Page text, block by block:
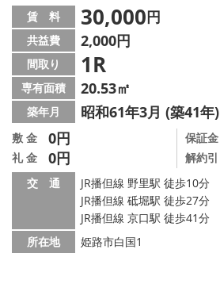
メールでお問い合わせ
賃 料 30,000円
共益費 2,000円
間取り 1R
専有面積 20.53㎡
築年月 昭和61年3月 (築41年)
敷 金 0円
礼 金 0円
保証金
解約引
交 通
JR播但線 野里駅 徒歩10分
JR播但線 砥堀駅 徒歩27分
JR播但線 京口駅 徒歩41分
所在地
姫路市白国1